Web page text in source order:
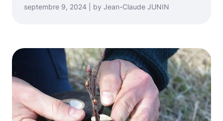
septembre 9, 2024 | by Jean-Claude JUNIN